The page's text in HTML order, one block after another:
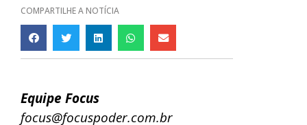
COMPARTILHE A NOTÍCIA
Equipe Focus
focus@focuspoder.com.br